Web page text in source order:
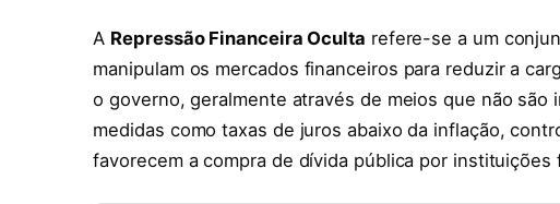
A Repressão Financeira Oculta refere-se a um
manipulam os mercados financeiros para reduzir a
o governo, geralmente através de meios que não são
medidas como taxas de juros abaixo da inflação,
favorecem a compra de dívida pública por instituições